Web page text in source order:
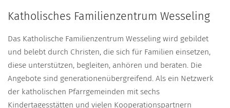
Katholisches Familienzentrum Wesseling
Das Katholische Familienzentrum Wesseling wird gebildet
und belebt durch Christen, die sich für Familien einsetzen,
diese unterstützen, begleiten, anhören und beraten. Die
Angebote sind generationenübergreifend. Als ein Netzwerk
der katholischen Pfarrgemeinden mit sechs
Kindertagesstätten und vielen Kooperationspartnern